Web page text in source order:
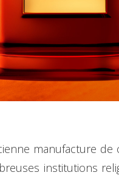
manufacture
institutions